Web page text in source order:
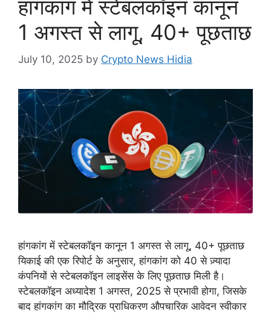
हांगकांग में स्टेबलकॉइन कानून
1 अगस्त से लागू, 40+ पूछताछ
July 10, 2025 by Crypto News Hidia
हांगकांग में स्टेबलकॉइन कानून 1 अगस्त से लागू, 40+ पूछताछ
यिकाई की एक रिपोर्ट के अनुसार, हांगकांग को 40 से ज़्यादा
कंपनियों से स्टेबलकॉइन लाइसेंस के लिए पूछताछ मिली है।
स्टेबलकॉइन अध्यादेश 1 अगस्त, 2025 से प्रभावी होगा, जिसके
बाद हांगकांग का मौद्रिक प्राधिकरण औपचारिक आवेदन स्वीकार